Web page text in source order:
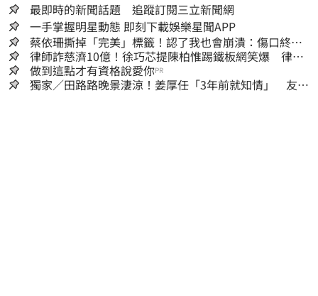
最即時的新聞話題 追蹤訂閱三立新聞網
一手掌握明星動態 即刻下載娛樂星聞APP
蔡依珊撕掉「完美」標籤！認了我也會崩潰：傷口終究
會癒合
律師詐慈濟10億！徐巧芯提陳柏惟踢鐵板網笑爆 律師
再曬1照補刀
做到這點才有資格說愛你PR
獨家／田路路晚景淒涼！姜厚任「3年前就知情」 友人